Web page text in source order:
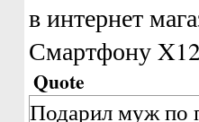
в интернет
Смартфону
Quote
Подарил муж по